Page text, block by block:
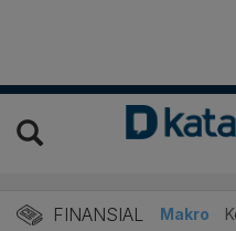
FINANSIAL Makro